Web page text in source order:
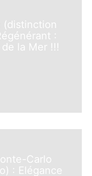
(distinction
:
la Mer !!!
Carlo
: Elégance